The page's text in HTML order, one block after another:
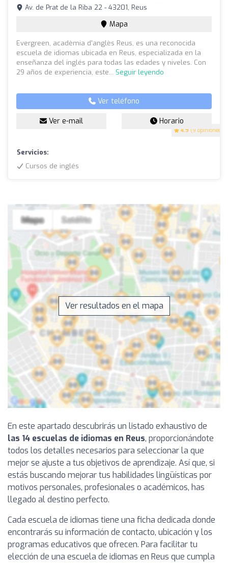
4.9 (9 opiniones)
Av. de Prat de la Riba 22 - 43201, Reus
Mapa
Evergreen, acadèmia d'anglès Reus, es una reconocida
escuela de idiomas ubicada en Reus, especializada en la
enseñanza del inglés para todas las edades y niveles. Con
29 años de experiencia, este... Seguir leyendo
Ver teléfono
Ver e-mail Horario
Servicios:
Cursos de inglés
Ver resultados en el mapa
En este apartado descubrirás un listado exhaustivo de
las 14 escuelas de idiomas en Reus, proporcionándote
todos los detalles necesarios para seleccionar la que
mejor se ajuste a tus objetivos de aprendizaje. Así que, si
estás buscando mejorar tus habilidades lingüísticas por
motivos personales, profesionales o académicos, has
llegado al destino perfecto.
Cada escuela de idiomas tiene una ficha dedicada donde
encontrarás su información de contacto, ubicación y los
programas educativos que ofrecen. Para facilitar tu
elección de una escuela de idiomas en Reus que cumpla